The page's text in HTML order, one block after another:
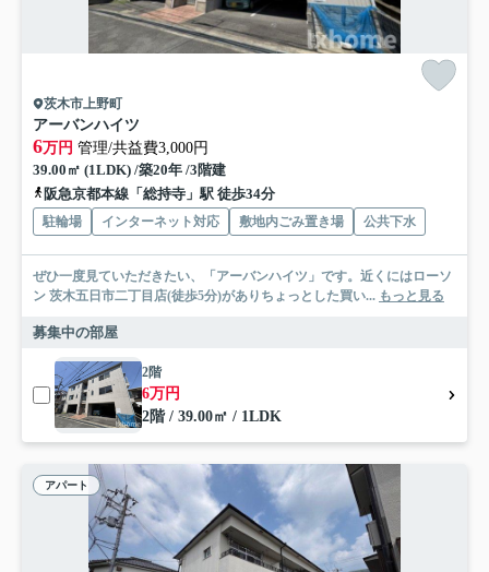
茨木市上野町
アーバンハイツ
6万円 管理/共益費3,000円
39.00㎡ (1LDK) /築20年 /3階建
阪急京都本線「総持寺」駅 徒歩34分
駐輪場 インターネット対応 敷地内ごみ置き場 公共下水
ぜひ一度見ていただきたい、「アーバンハイツ」です。近くにはローソ
ン 茨木五日市二丁目店(徒歩5分)がありちょっとした買い... もっと見る
募集中の部屋
2階
6万円
2階 / 39.00㎡ / 1LDK
アパート